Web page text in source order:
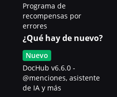
Programa de
recompensas por
errores
¿Qué hay de nuevo?
Nuevo
DocHub v6.6.0 -
@menciones, asistente
de IA y más